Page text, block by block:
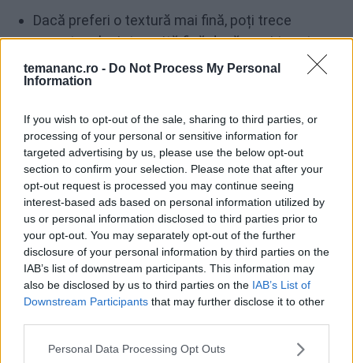
temananc.ro - Do Not Process My Personal
Information
If you wish to opt-out of the sale, sharing to third parties, or
processing of your personal or sensitive information for
targeted advertising by us, please use the below opt-out
section to confirm your selection. Please note that after your
opt-out request is processed you may continue seeing
interest-based ads based on personal information utilized by
us or personal information disclosed to third parties prior to
your opt-out. You may separately opt-out of the further
disclosure of your personal information by third parties on the
IAB’s list of downstream participants. This information may
also be disclosed by us to third parties on the IAB’s List of
Downstream Participants that may further disclose it to other
Personal Data Processing Opt Outs
Dacă preferi o textură mai fină, poți trece
amestecul printr-o sită fină după ce ai tocat
carnea și ficatul. Pentru o textură mai rustică,
lasă bucățile puțin mai mari.
Dacă alegi să folosești coniac, încearcă să
marinezi ficatul în coniac timp de 1-2 ore înainte
de a-l toca. Aceasta va adăuga o aromă mai
pronunțată și va frăgezi ficatul.
Poți adăuga legume precum morcovi sau țelină
rase fin în compoziție pentru a aduce un plus de
umiditate și o notă de dulceață.
După ce ai amestecat toate ingredientele, ia o
linguriță din amestec și prăjește-o rapid într-o
tigaie. Gustă și ajustează condimentele, dacă
este necesar.